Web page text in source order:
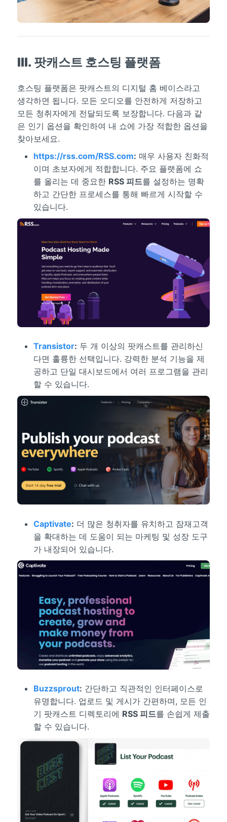
III. 팟캐스트 호스팅 플랫폼
호스팅 플랫폼은 팟캐스트의 디지털 홈 베이스라고
생각하면 됩니다. 모든 오디오를 안전하게 저장하고
모든 청취자에게 전달되도록 보장합니다. 다음과 같
은 인기 옵션을 확인하여 내 쇼에 가장 적합한 옵션을
찾아보세요.
RSS.com: 매우 사용자 친화적
이며 초보자에게 적합합니다. 주요 플랫폼에 쇼
를 올리는 데 중요한 RSS 피드를 설정하는 명확
하고 간단한 프로세스를 통해 빠르게 시작할 수
있습니다.
Transistor: 두 개 이상의 팟캐스트를 관리하신
다면 훌륭한 선택입니다. 강력한 분석 기능을 제
공하고 단일 대시보드에서 여러 프로그램을 관리
할 수 있습니다.
Captivate: 더 많은 청취자를 유치하고 잠재고객
을 확대하는 데 도움이 되는 마케팅 및 성장 도구
가 내장되어 있습니다.
Buzzsprout: 간단하고 직관적인 인터페이스로
유명합니다. 업로드 및 게시가 간편하며, 모든 인
기 팟캐스트 디렉토리에 RSS 피드를 손쉽게 제출
할 수 있습니다.